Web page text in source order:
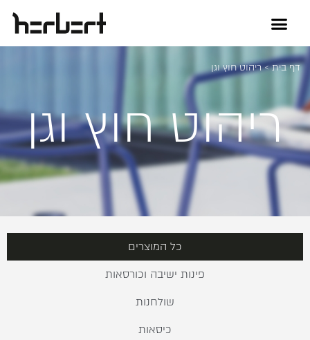
דף בית>ריהוט חוץ וגן
ריהוט חוץ וגן
כל המוצרים
פינות ישיבה וכורסאות
שולחנות
כיסאות